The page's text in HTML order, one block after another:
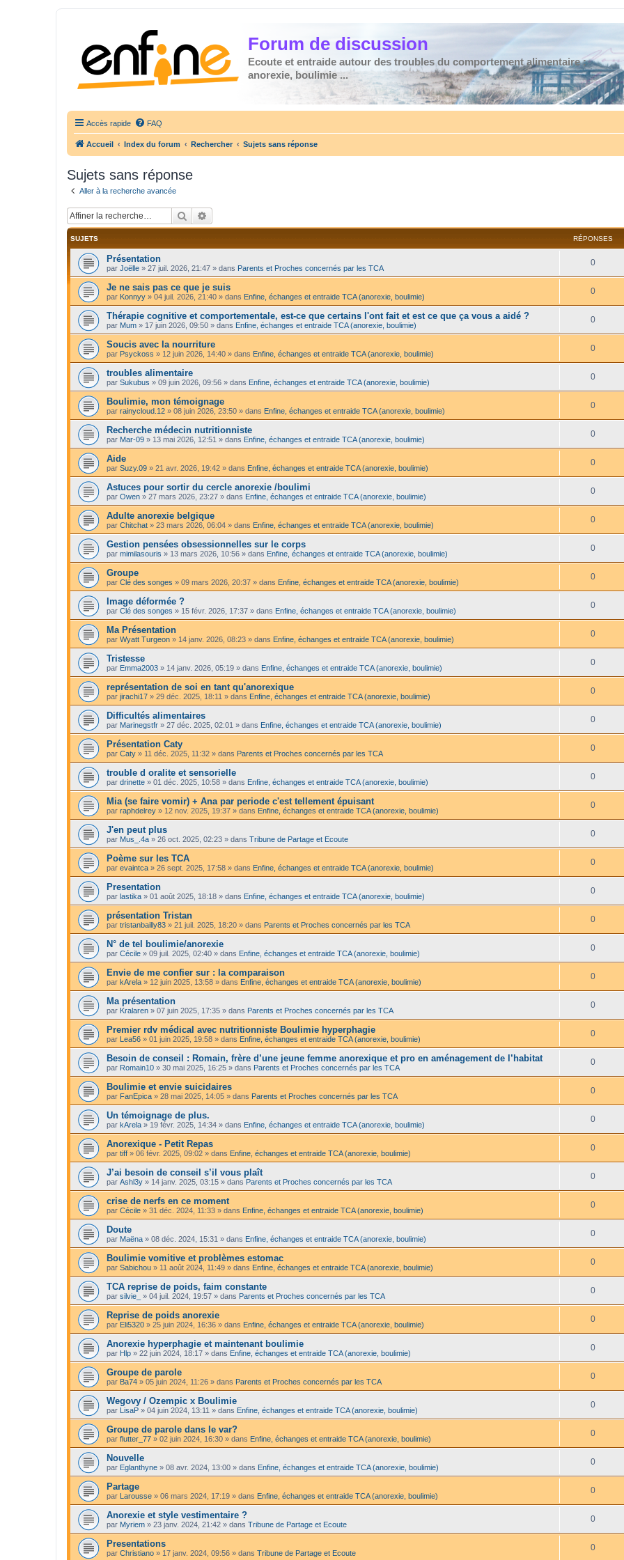
Forum de discussion
Ecoute et entraide autour des troubles du comportement alimentaire :
anorexie, boulimie ...
Accès rapide FAQ
Accueil Index du forum Rechercher Sujets sans réponse
Sujets sans réponse
Aller à la recherche avancée
Rechercher
SUJETS RÉPONSES
Présentation
par Joëlle » 27 juil. 2026, 21:47 » dans Parents et Proches concernés par les TCA
0
Je ne sais pas ce que je suis
par Konnyy » 04 juil. 2026, 21:40 » dans Enfine, échanges et entraide TCA (anorexie, boulimie)
0
Thérapie cognitive et comportementale, est-ce que certains l'ont fait et est ce que ça vous a aidé ?
par Mum » 17 juin 2026, 09:50 » dans Enfine, échanges et entraide TCA (anorexie, boulimie)
0
Soucis avec la nourriture
par Psyckoss » 12 juin 2026, 14:40 » dans Enfine, échanges et entraide TCA (anorexie, boulimie)
0
troubles alimentaire
par Sukubus » 09 juin 2026, 09:56 » dans Enfine, échanges et entraide TCA (anorexie, boulimie)
0
Boulimie, mon témoignage
par rainycloud.12 » 08 juin 2026, 23:50 » dans Enfine, échanges et entraide TCA (anorexie, boulimie)
0
Recherche médecin nutritionniste
par Mar-09 » 13 mai 2026, 12:51 » dans Enfine, échanges et entraide TCA (anorexie, boulimie)
0
Aide
par Suzy.09 » 21 avr. 2026, 19:42 » dans Enfine, échanges et entraide TCA (anorexie, boulimie)
0
Astuces pour sortir du cercle anorexie /boulimi
par Owen » 27 mars 2026, 23:27 » dans Enfine, échanges et entraide TCA (anorexie, boulimie)
0
Adulte anorexie belgique
par Chitchat » 23 mars 2026, 06:04 » dans Enfine, échanges et entraide TCA (anorexie, boulimie)
0
Gestion pensées obsessionnelles sur le corps
par mimilasouris » 13 mars 2026, 10:56 » dans Enfine, échanges et entraide TCA (anorexie, boulimie)
0
Groupe
par Clé des songes » 09 mars 2026, 20:37 » dans Enfine, échanges et entraide TCA (anorexie, boulimie)
0
Image déformée ?
par Clé des songes » 15 févr. 2026, 17:37 » dans Enfine, échanges et entraide TCA (anorexie, boulimie)
0
Ma Présentation
par Wyatt Turgeon » 14 janv. 2026, 08:23 » dans Enfine, échanges et entraide TCA (anorexie, boulimie)
0
Tristesse
par Emma2003 » 14 janv. 2026, 05:19 » dans Enfine, échanges et entraide TCA (anorexie, boulimie)
0
représentation de soi en tant qu'anorexique
par jirachi17 » 29 déc. 2025, 18:11 » dans Enfine, échanges et entraide TCA (anorexie, boulimie)
0
Difficultés alimentaires
par Marinegstfr » 27 déc. 2025, 02:01 » dans Enfine, échanges et entraide TCA (anorexie, boulimie)
0
Présentation Caty
par Caty » 11 déc. 2025, 11:32 » dans Parents et Proches concernés par les TCA
0
trouble d oralite et sensorielle
par drinette » 01 déc. 2025, 10:58 » dans Enfine, échanges et entraide TCA (anorexie, boulimie)
0
Mia (se faire vomir) + Ana par periode c'est tellement épuisant
par raphdelrey » 12 nov. 2025, 19:37 » dans Enfine, échanges et entraide TCA (anorexie, boulimie)
0
J'en peut plus
par Mus_.4a » 26 oct. 2025, 02:23 » dans Tribune de Partage et Ecoute
0
Poème sur les TCA
par evaintca » 26 sept. 2025, 17:58 » dans Enfine, échanges et entraide TCA (anorexie, boulimie)
0
Presentation
par lastika » 01 août 2025, 18:18 » dans Enfine, échanges et entraide TCA (anorexie, boulimie)
0
présentation Tristan
par tristanbailly83 » 21 juil. 2025, 18:20 » dans Parents et Proches concernés par les TCA
0
N° de tel boulimie/anorexie
par Cécile » 09 juil. 2025, 02:40 » dans Enfine, échanges et entraide TCA (anorexie, boulimie)
0
Envie de me confier sur : la comparaison
par kArela » 12 juin 2025, 13:58 » dans Enfine, échanges et entraide TCA (anorexie, boulimie)
0
Ma présentation
par Kralaren » 07 juin 2025, 17:35 » dans Parents et Proches concernés par les TCA
0
Premier rdv médical avec nutritionniste Boulimie hyperphagie
par Lea56 » 01 juin 2025, 19:58 » dans Enfine, échanges et entraide TCA (anorexie, boulimie)
0
Besoin de conseil : Romain, frère d’une jeune femme anorexique et pro en aménagement de l’habitat
par Romain10 » 30 mai 2025, 16:25 » dans Parents et Proches concernés par les TCA
0
Boulimie et envie suicidaires
par FanEpica » 28 mai 2025, 14:05 » dans Parents et Proches concernés par les TCA
0
Un témoignage de plus.
par kArela » 19 févr. 2025, 14:34 » dans Enfine, échanges et entraide TCA (anorexie, boulimie)
0
Anorexique - Petit Repas
par tiff » 06 févr. 2025, 09:02 » dans Enfine, échanges et entraide TCA (anorexie, boulimie)
0
J’ai besoin de conseil s’il vous plaît
par Ashl3y » 14 janv. 2025, 03:15 » dans Parents et Proches concernés par les TCA
0
crise de nerfs en ce moment
par Cécile » 31 déc. 2024, 11:33 » dans Enfine, échanges et entraide TCA (anorexie, boulimie)
0
Doute
par Maëna » 08 déc. 2024, 15:31 » dans Enfine, échanges et entraide TCA (anorexie, boulimie)
0
Boulimie vomitive et problèmes estomac
par Sabichou » 11 août 2024, 11:49 » dans Enfine, échanges et entraide TCA (anorexie, boulimie)
0
TCA reprise de poids, faim constante
par silvie_ » 04 juil. 2024, 19:57 » dans Parents et Proches concernés par les TCA
0
Reprise de poids anorexie
par Eli5320 » 25 juin 2024, 16:36 » dans Enfine, échanges et entraide TCA (anorexie, boulimie)
0
Anorexie hyperphagie et maintenant boulimie
par Hlp » 22 juin 2024, 18:17 » dans Enfine, échanges et entraide TCA (anorexie, boulimie)
0
Groupe de parole
par Ba74 » 05 juin 2024, 11:26 » dans Parents et Proches concernés par les TCA
0
Wegovy / Ozempic x Boulimie
par LisaP » 04 juin 2024, 13:11 » dans Enfine, échanges et entraide TCA (anorexie, boulimie)
0
Groupe de parole dans le var?
par flutter_77 » 02 juin 2024, 16:30 » dans Enfine, échanges et entraide TCA (anorexie, boulimie)
0
Nouvelle
par Eglanthyne » 08 avr. 2024, 13:00 » dans Enfine, échanges et entraide TCA (anorexie, boulimie)
0
Partage
par Larousse » 06 mars 2024, 17:19 » dans Enfine, échanges et entraide TCA (anorexie, boulimie)
0
Anorexie et style vestimentaire ?
par Myriem » 23 janv. 2024, 21:42 » dans Tribune de Partage et Ecoute
0
Presentations
par Christiano » 17 janv. 2024, 09:56 » dans Tribune de Partage et Ecoute
0